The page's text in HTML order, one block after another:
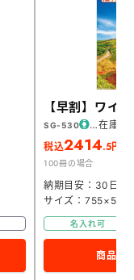
【早割】ワイ
SG-530
在庫あ
税込2414.5円 /
100冊の場合
納期目安：30日～
サイズ：
名入れ可
商品詳